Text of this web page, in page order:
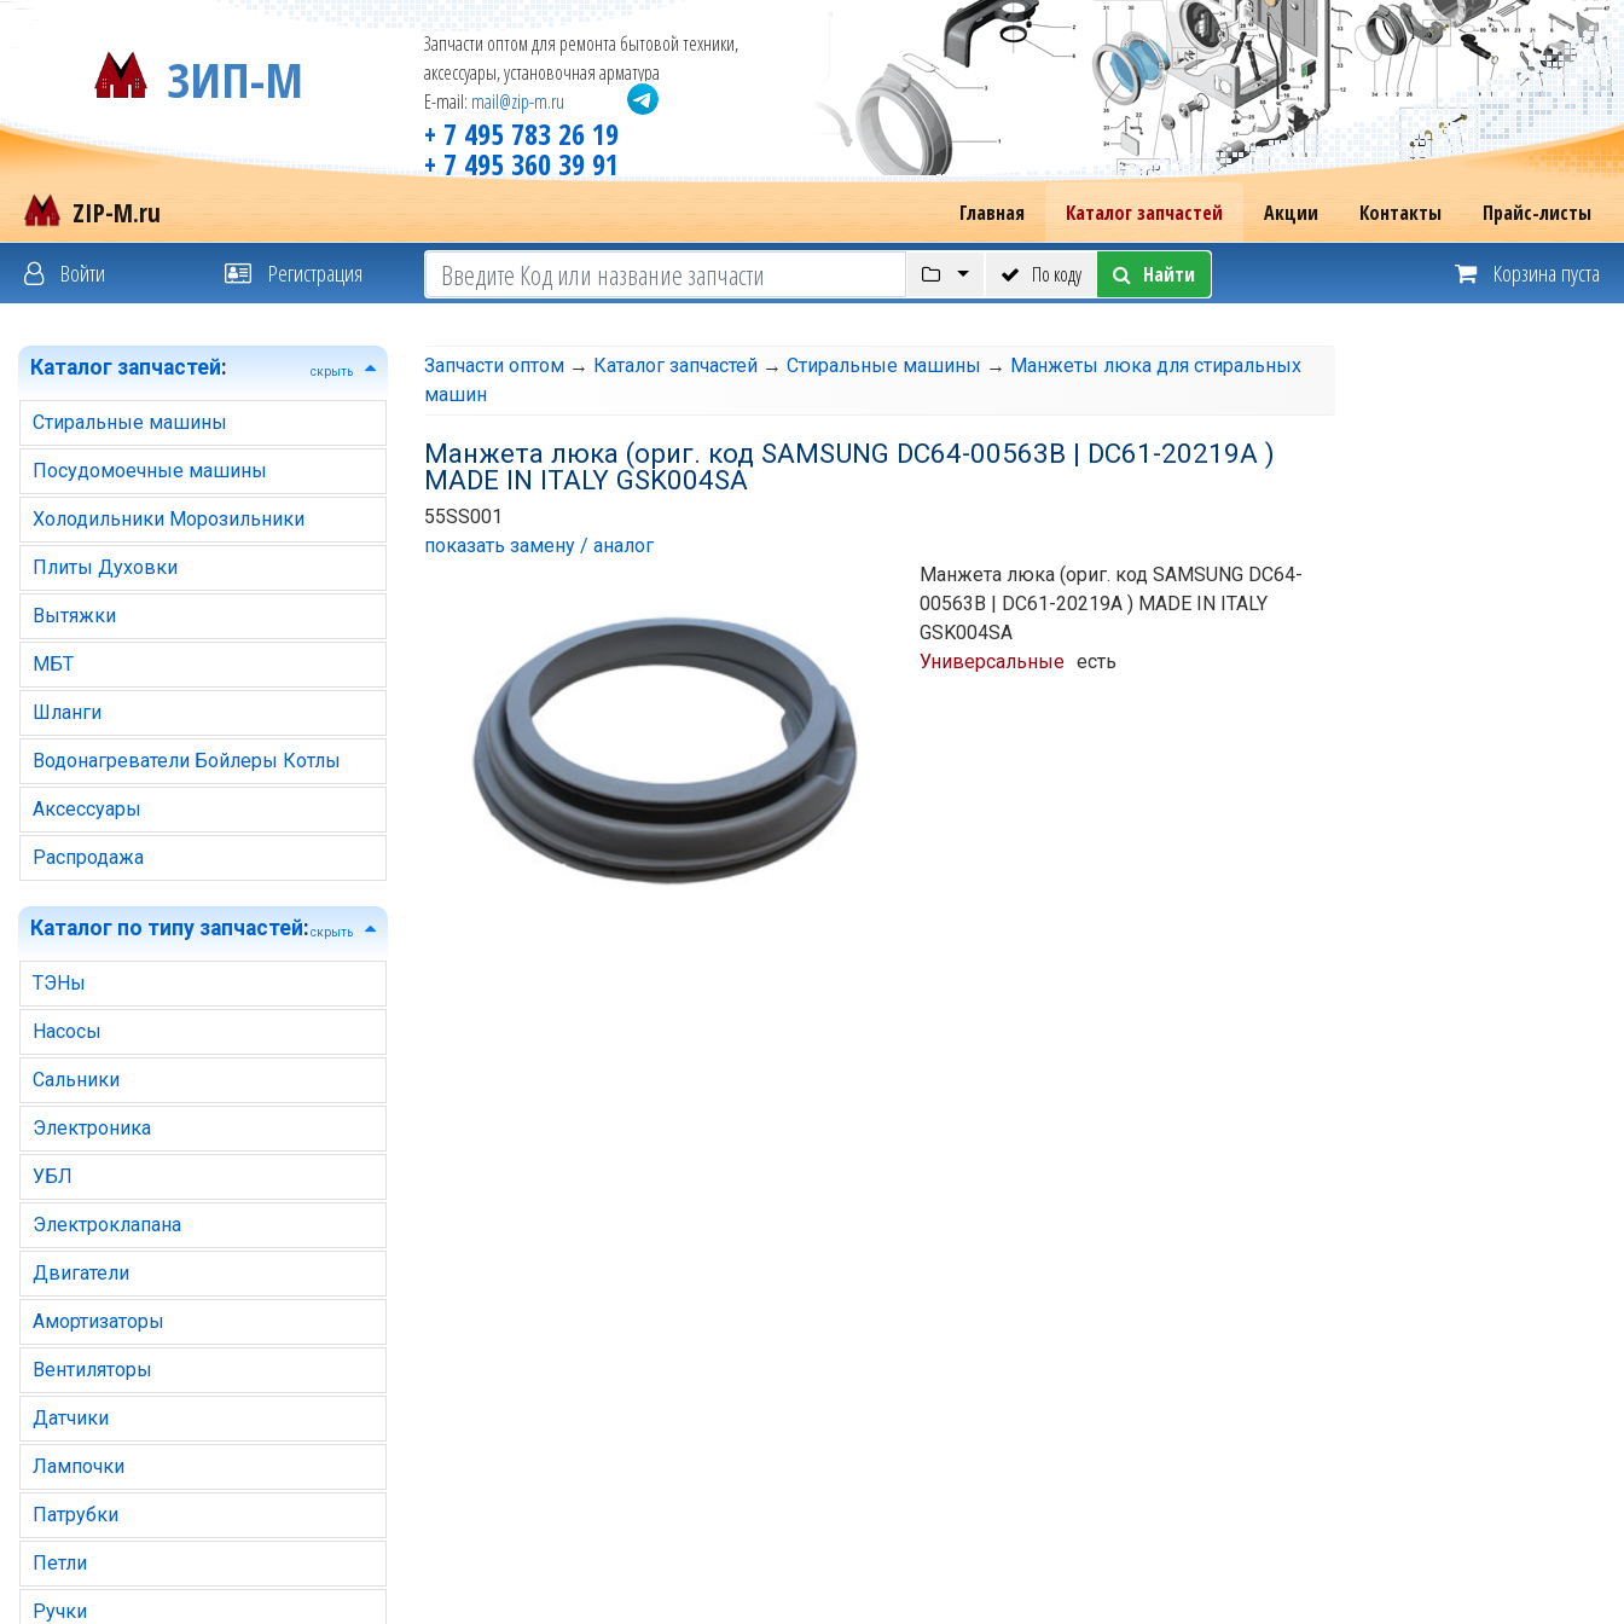
ЗИП-М
Запчасти оптом для ремонта бытовой техники,
аксессуары, установочная арматура
E-mail: mail@zip-m.ru
+ 7 495 783 26 19
+ 7 495 360 39 91
ZIP-M.ru Главная Каталог запчастей Акции Контакты Прайс-листы
Войти Регистрация По коду Найти Корзина пуста
Каталог запчастей: скрыть
Стиральные машины
Посудомоечные машины
Холодильники Морозильники
Плиты Духовки
Вытяжки
МБТ
Шланги
Водонагреватели Бойлеры Котлы
Аксессуары
Распродажа
Каталог по типу запчастей:скрыть
ТЭНы
Насосы
Сальники
Электроника
УБЛ
Электроклапана
Двигатели
Амортизаторы
Вентиляторы
Датчики
Лампочки
Патрубки
Петли
Ручки
Запчасти оптом → Каталог запчастей → Стиральные машины → Манжеты люка для стиральных
машин
Манжета люка (ориг. код SAMSUNG DC64-00563B | DC61-20219A )
MADE IN ITALY GSK004SA
55SS001
показать замену / аналог
Манжета люка (ориг. код SAMSUNG DC64-
00563B | DC61-20219A ) MADE IN ITALY
GSK004SA
Универсальные есть